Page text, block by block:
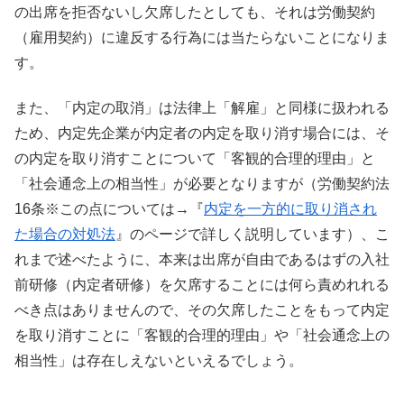
の出席を拒否ないし欠席したとしても、それは労働契約
（雇用契約）に違反する行為には当たらないことになりま
す。
また、「内定の取消」は法律上「解雇」と同様に扱われる
ため、内定先企業が内定者の内定を取り消す場合には、そ
の内定を取り消すことについて「客観的合理的理由」と
「社会通念上の相当性」が必要となりますが（労働契約法
16条※この点については→『内定を一方的に取り消され
た場合の対処法 』のページで詳しく説明しています）、こ
れまで述べたように、本来は出席が自由であるはずの入社
前研修（内定者研修）を欠席することには何ら責めれれる
べき点はありませんので、その欠席したことをもって内定
を取り消すことに「客観的合理的理由」や「社会通念上の
相当性」は存在しえないといえるでしょう。